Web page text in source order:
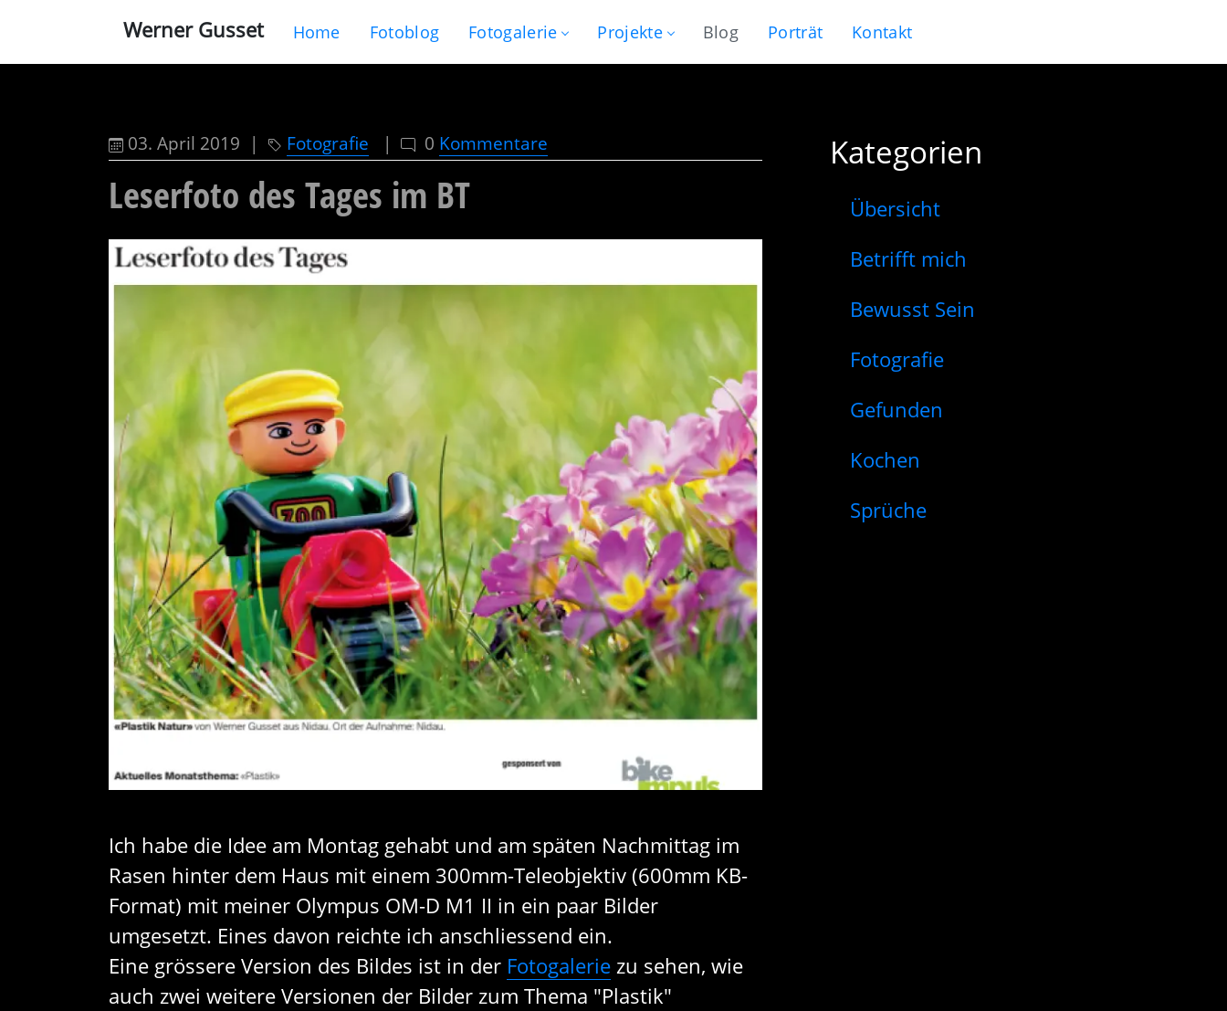
Werner Gusset Home Fotoblog Fotogalerie Projekte Blog Porträt Kontakt
03. April 2019 | Fotografie | 0 Kommentare
Leserfoto des Tages im BT
Ich habe die Idee am Montag gehabt und am späten Nachmittag im
Rasen hinter dem Haus mit einem 300mm-Teleobjektiv (600mm KB-
Format) mit meiner Olympus OM-D M1 II in ein paar Bilder
umgesetzt. Eines davon reichte ich anschliessend ein.
Eine grössere Version des Bildes ist in der Fotogaleriezu sehen, wie
auch zwei weitere Versionen der Bilder zum Thema "Plastik"
Kategorien
Übersicht
Betrifft mich
Bewusst Sein
Fotografie
Gefunden
Kochen
Sprüche